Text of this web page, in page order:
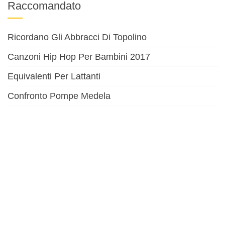
Raccomandato
Ricordano Gli Abbracci Di Topolino
Canzoni Hip Hop Per Bambini 2017
Equivalenti Per Lattanti
Confronto Pompe Medela